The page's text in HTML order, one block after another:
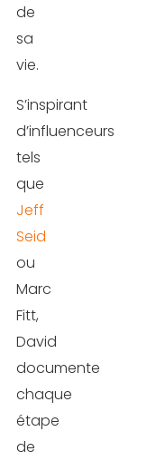
de
sa
vie.
S’inspirant
d’influenceurs
tels
que
Jeff
Seid
ou
Marc
Fitt,
David
documente
chaque
étape
de